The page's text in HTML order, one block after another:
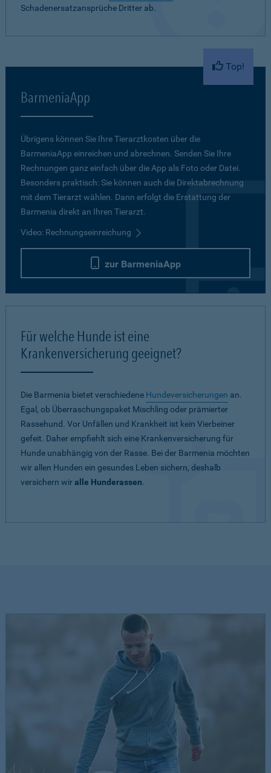
Schadenersatzansprüche Dritter ab.
Top!
BarmeniaApp
Übrigens können Sie Ihre Tierarztkosten über die
BarmeniaApp einreichen und abrechnen. Senden Sie Ihre
Rechnungen ganz einfach über die App als Foto oder Datei.
Besonders praktisch: Sie können auch die Direktabrechnung
mit dem Tierarzt wählen. Dann erfolgt die Erstattung der
Barmenia direkt an Ihren Tierarzt.
Video: Rechnungseinreichung
zur BarmeniaApp
Für welche Hunde ist eine
Krankenversicherung geeignet?
Die Barmenia bietet verschiedene Hundeversicherungen an.
Egal, ob Überraschungspaket Mischling oder prämierter
Rassehund. Vor Unfällen und Krankheit ist kein Vierbeiner
gefeit. Daher empfiehlt sich eine Krankenversicherung für
Hunde unabhängig von der Rasse. Bei der Barmenia möchten
wir allen Hunden ein gesundes Leben sichern, deshalb
versichern wiralle Hunderassen.